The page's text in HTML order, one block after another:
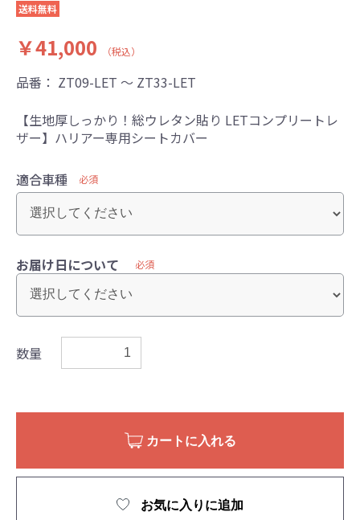
送料無料
￥41,000 （税込）
品番： ZT09-LET ～ ZT33-LET
【生地厚しっかり！総ウレタン貼り LETコンプリートレ
ザー】ハリアー専用シートカバー
適合車種 必須
お届け日について 必須
数量
カートに入れる
お気に入りに追加